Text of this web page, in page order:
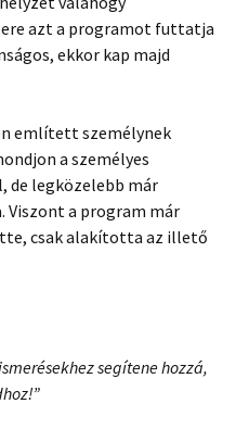
azt a programot futtatja
ekkor kap majd
említett személynek
a személyes
de legközelebb már
Viszont a program már
csak alakította az illető
segítene hozzá,